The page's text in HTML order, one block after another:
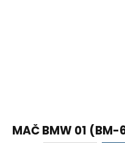
MAČ BMW 01 (BM-